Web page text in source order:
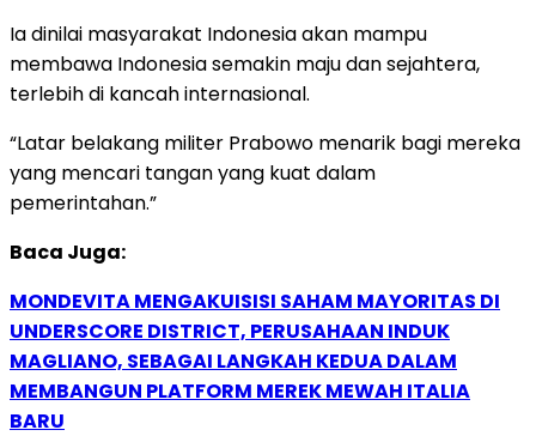
Ia dinilai masyarakat Indonesia akan mampu
membawa Indonesia semakin maju dan sejahtera,
terlebih di kancah internasional.
“Latar belakang militer Prabowo menarik bagi mereka
yang mencari tangan yang kuat dalam
pemerintahan.”
Baca Juga:
MONDEVITA MENGAKUISISI SAHAM MAYORITAS DI
UNDERSCORE DISTRICT, PERUSAHAAN INDUK
MAGLIANO, SEBAGAI LANGKAH KEDUA DALAM
MEMBANGUN PLATFORM MEREK MEWAH ITALIA
BARU